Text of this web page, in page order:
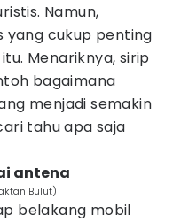
Namun,
yang cukup penting
Menariknya, sirip
bagaimana
menjadi semakin
tahu apa saja
antena
Bulut)
belakang mobil